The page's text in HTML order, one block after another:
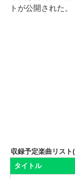
トが公開された。
収録予定楽曲リスト
タイトル